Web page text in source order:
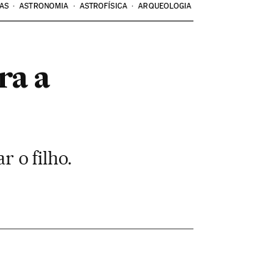
ASTRONOMIA ASTROFÍSICA ARQUEOLOGIA
a
o filho.